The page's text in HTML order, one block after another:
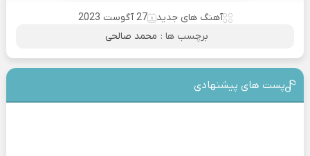
آهنگ های جدید
27 آگوست 2023
برچسب ها : محمد صالحی
پست های پیشنهادی